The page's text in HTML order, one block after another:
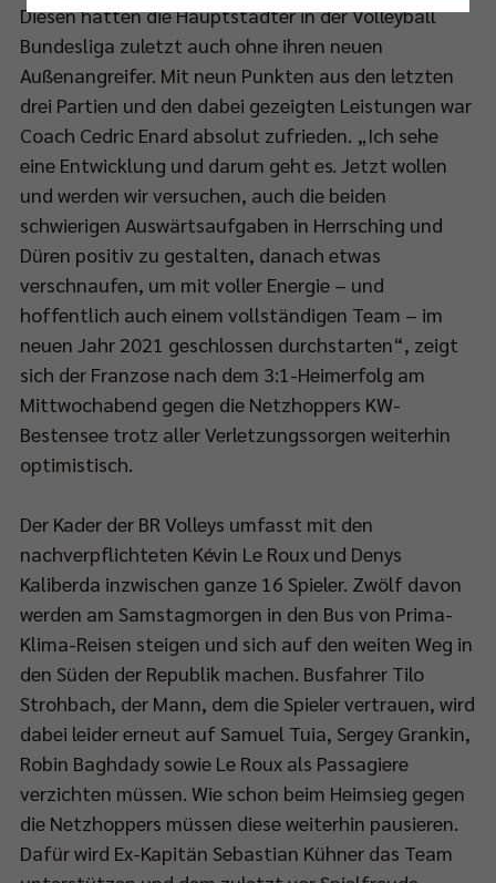
Diesen hatten die Hauptstädter in der Volleyball
Bundesliga zuletzt auch ohne ihren neuen
Außenangreifer. Mit neun Punkten aus den letzten
drei Partien und den dabei gezeigten Leistungen war
Coach Cedric Enard absolut zufrieden. „Ich sehe
eine Entwicklung und darum geht es. Jetzt wollen
und werden wir versuchen, auch die beiden
schwierigen Auswärtsaufgaben in Herrsching und
Düren positiv zu gestalten, danach etwas
verschnaufen, um mit voller Energie – und
hoffentlich auch einem vollständigen Team – im
neuen Jahr 2021 geschlossen durchstarten“, zeigt
sich der Franzose nach dem 3:1-Heimerfolg am
Mittwochabend gegen die Netzhoppers KW-
Bestensee trotz aller Verletzungssorgen weiterhin
optimistisch.
Der Kader der BR Volleys umfasst mit den
nachverpflichteten Kévin Le Roux und Denys
Kaliberda inzwischen ganze 16 Spieler. Zwölf davon
werden am Samstagmorgen in den Bus von Prima-
Klima-Reisen steigen und sich auf den weiten Weg in
den Süden der Republik machen. Busfahrer Tilo
Strohbach, der Mann, dem die Spieler vertrauen, wird
dabei leider erneut auf Samuel Tuia, Sergey Grankin,
Robin Baghdady sowie Le Roux als Passagiere
verzichten müssen. Wie schon beim Heimsieg gegen
die Netzhoppers müssen diese weiterhin pausieren.
Dafür wird Ex-Kapitän Sebastian Kühner das Team
Nur essenzielle Cookies akzeptieren
Impressum|Datenschutzerklärung